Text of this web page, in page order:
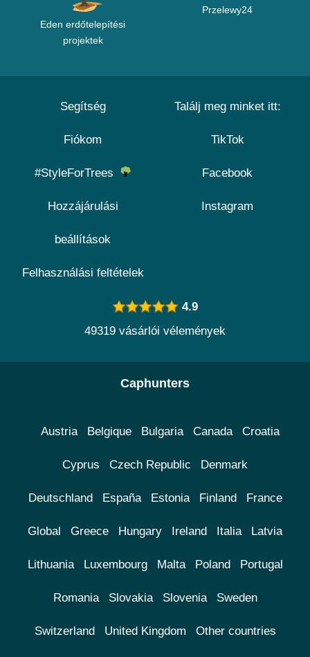
Eden erdőtelepítési
projektek
Przelewy24
Segítség
Fiókom
#StyleForTrees
Hozzájárulási
beállítások
Felhasználási feltételek
Találj meg minket itt:
TikTok
Facebook
Instagram
4.9
49319 vásárlói vélemények
Caphunters
Austria Belgique Bulgaria Canada Croatia
Cyprus Czech Republic Denmark
Deutschland España Estonia Finland France
Global Greece Hungary Ireland Italia Latvia
Lithuania Luxembourg Malta Poland Portugal
Romania Slovakia Slovenia Sweden
Switzerland United Kingdom Other countries